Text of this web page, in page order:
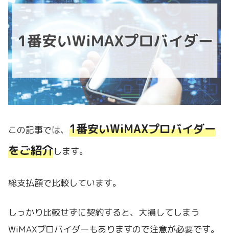
この記事では、 1番安いWiMAXプロバイダー
をご紹介します。
総支払額で比較しています。
しっかり比較せずに契約すると、大損してしまう
WiMAXプロバイダーもありますので注意が必要です。